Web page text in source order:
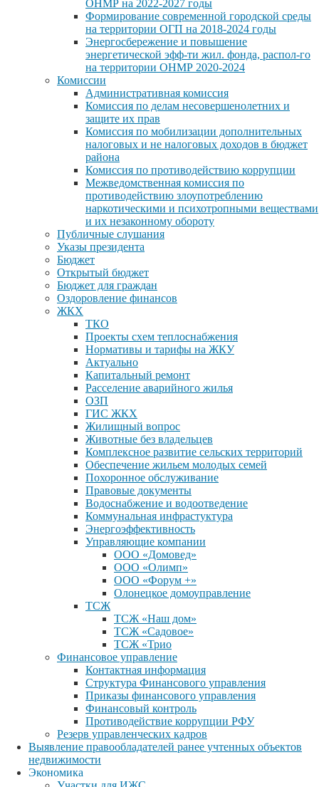
ОНМР на 2022-2027 годы
Формирование современной городской среды
на территории ОГП на 2018-2024 годы
Энергосбережение и повышение
энергетической эфф-ти жил. фонда, распол-го
на территории ОНМР 2020-2024
Комиссии
Административная комиссия
Комиссия по делам несовершенолетних и
защите их прав
Комиссия по мобилизации дополнительных
налоговых и не налоговых доходов в бюджет
района
Комиссия по противодействию коррупции
Межведомственная комиссия по
противодействию злоупотреблению
наркотическими и психотропными веществами
и их незаконному обороту
Публичные слушания
Указы президента
Бюджет
Открытый бюджет
Бюджет для граждан
Оздоровление финансов
ЖКХ
ТКО
Проекты схем теплоснабжения
Нормативы и тарифы на ЖКУ
Актуально
Капитальный ремонт
Расселение аварийного жилья
ОЗП
ГИС ЖКХ
Жилищный вопрос
Животные без владельцев
Комплексное развитие сельских территорий
Обеспечение жильем молодых семей
Похоронное обслуживание
Правовые документы
Водоснабжение и водоотведение
Коммунальная инфрастуктура
Энергоэффективность
Управляющие компании
ООО «Домовед»
ООО «Олимп»
ООО «Форум +»
Олонецкое домоуправление
ТСЖ
ТСЖ «Наш дом»
ТСЖ «Садовое»
ТСЖ «Трио
Финансовое управление
Контактная информация
Структура Финансового управления
Приказы финансового управления
Финансовый контроль
Противодействие коррупции РФУ
Резерв управленческих кадров
Выявление правообладателей ранее учтенных объектов
недвижимости
Экономика